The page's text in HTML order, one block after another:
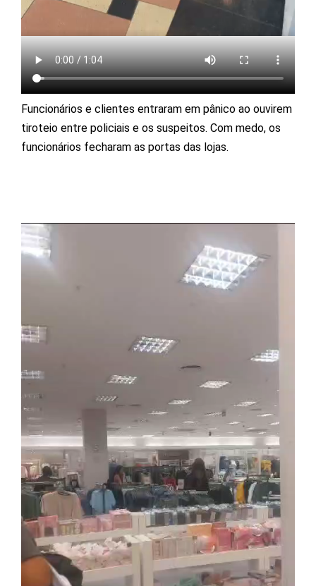
Funcionários e clientes entraram em pânico ao ouvirem
tiroteio entre policiais e os suspeitos. Com medo, os
funcionários fecharam as portas das lojas.